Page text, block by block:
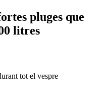
pluges que
litres
tot el vespre